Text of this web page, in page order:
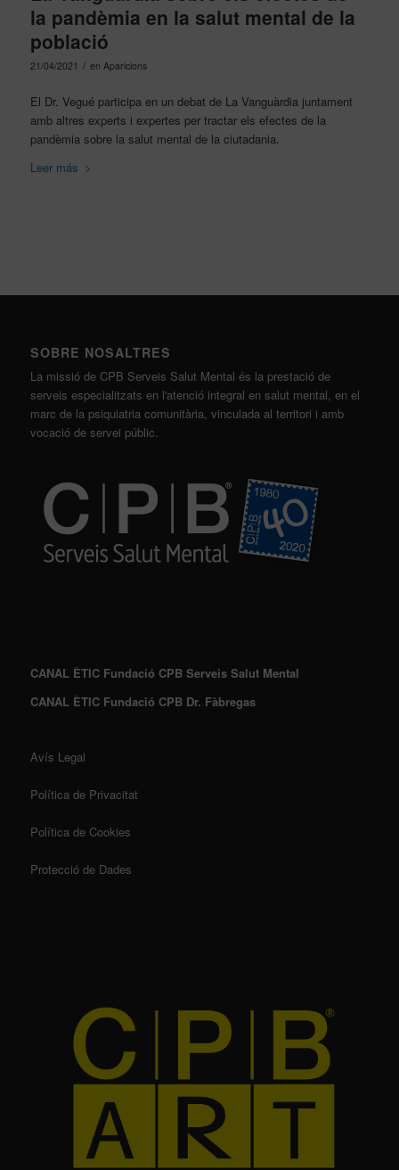
la pandèmia en la salut mental de la
població
21/04/2021 / en Aparicions
El Dr. Vegué participa en un debat de La Vanguàrdia juntament
amb altres experts i expertes per tractar els efectes de la
pandèmia sobre la salut mental de la ciutadania.
Leer más
SOBRE NOSALTRES
La missió de CPB Serveis Salut Mental és la prestació de
serveis especialitzats en l'atenció integral en salut mental, en el
marc de la psiquiatria comunitària, vinculada al territori i amb
vocació de servei públic.
CANAL ÈTIC Fundació CPB Serveis Salut Mental
CANAL ÈTIC Fundació CPB Dr. Fàbregas
Avís Legal
Política de Privacitat
Política de Cookies
Protecció de Dades